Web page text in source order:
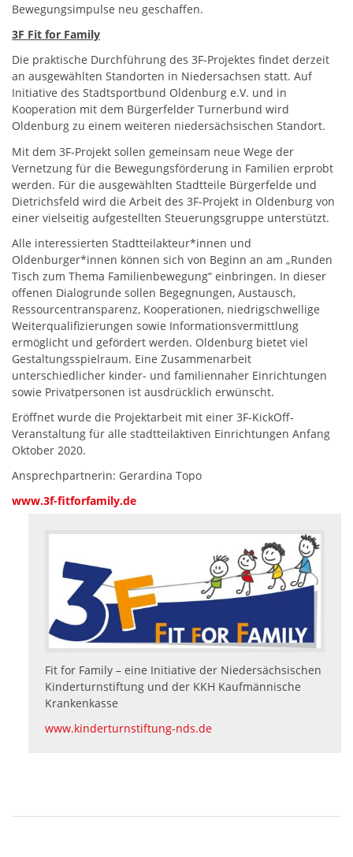
Bewegungsimpulse neu geschaffen.
3F Fit for Family
Die praktische Durchführung des 3F-Projektes findet derzeit
an ausgewählten Standorten in Niedersachsen statt. Auf
Initiative des Stadtsportbund Oldenburg e.V. und in
Kooperation mit dem Bürgerfelder Turnerbund wird
Oldenburg zu einem weiteren niedersächsischen Standort.
Mit dem 3F-Projekt sollen gemeinsam neue Wege der
Vernetzung für die Bewegungsförderung in Familien erprobt
werden. Für die ausgewählten Stadtteile Bürgerfelde und
Dietrichsfeld wird die Arbeit des 3F-Projekt in Oldenburg von
einer vielseitig aufgestellten Steuerungsgruppe unterstützt.
Alle interessierten Stadtteilakteur*innen und
Oldenburger*innen können sich von Beginn an am „Runden
Tisch zum Thema Familienbewegung“ einbringen. In dieser
offenen Dialogrunde sollen Begegnungen, Austausch,
Ressourcentransparenz, Kooperationen, niedrigschwellige
Weiterqualifizierungen sowie Informationsvermittlung
ermöglicht und gefördert werden. Oldenburg bietet viel
Gestaltungsspielraum. Eine Zusammenarbeit
unterschiedlicher kinder- und familiennaher Einrichtungen
sowie Privatpersonen ist ausdrücklich erwünscht.
Eröffnet wurde die Projektarbeit mit einer 3F-KickOff-
Veranstaltung für alle stadtteilaktiven Einrichtungen Anfang
Oktober 2020.
Ansprechpartnerin: Gerardina Topo
www.3f-fitforfamily.de
Fit for Family – eine Initiative der Niedersächsischen
Kinderturnstiftung und der KKH Kaufmännische
Krankenkasse
www.kinderturnstiftung-nds.de